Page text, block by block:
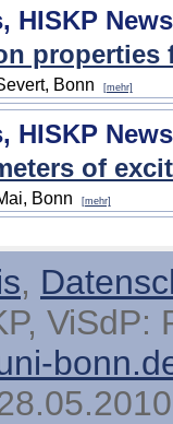
HISKP
properties
Bonn [mehr]
HISKP
of
Bonn [mehr]
,
ViSdP: